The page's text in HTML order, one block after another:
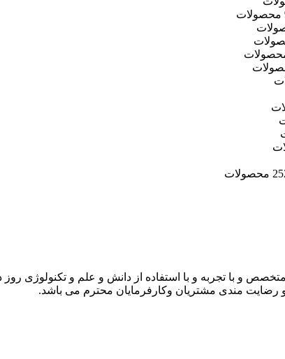
25
و با تجربه و با استفاده از دانش و علم و تکنولوژی
مندی مشتریان وکارفرمایان محترم می باشد.